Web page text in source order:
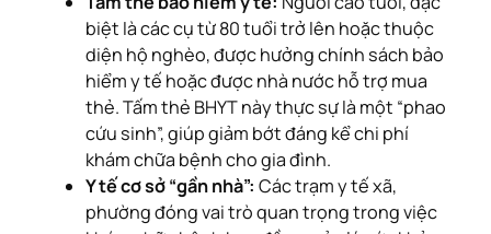
biệt là các cụ từ 80 tuổi trở lên hoặc thuộc
diện hộ nghèo, được hưởng chính sách bảo
hiểm y tế hoặc được nhà nước hỗ trợ mua
thẻ. Tấm thẻ BHYT này thực sự là một “phao
cứu sinh”, giúp giảm bớt đáng kể chi phí
khám chữa bệnh cho gia đình.
Y tế cơ sở “gần nhà”: Các trạm y tế xã,
phường đóng vai trò quan trọng trong việc